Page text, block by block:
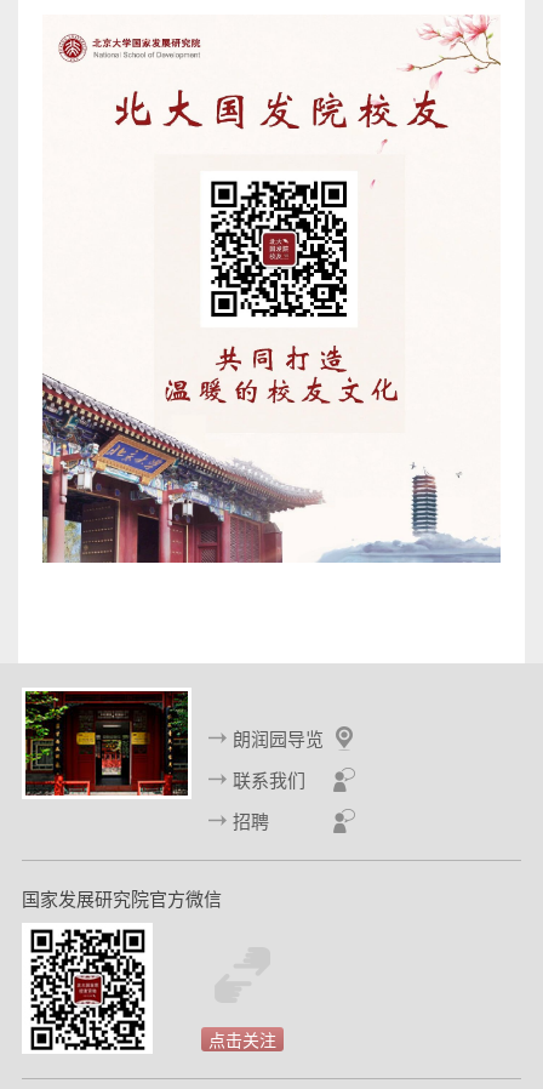
朗润园导览
联系我们
招聘
国家发展研究院官方微信
点击关注